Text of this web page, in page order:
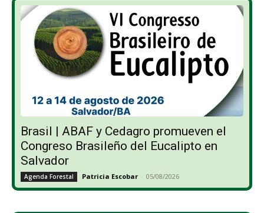
Brasil | ABAF y Cedagro promueven el
Congreso Brasileño del Eucalipto en
Salvador
Agenda Forestal Patricia Escobar - 05/08/2026